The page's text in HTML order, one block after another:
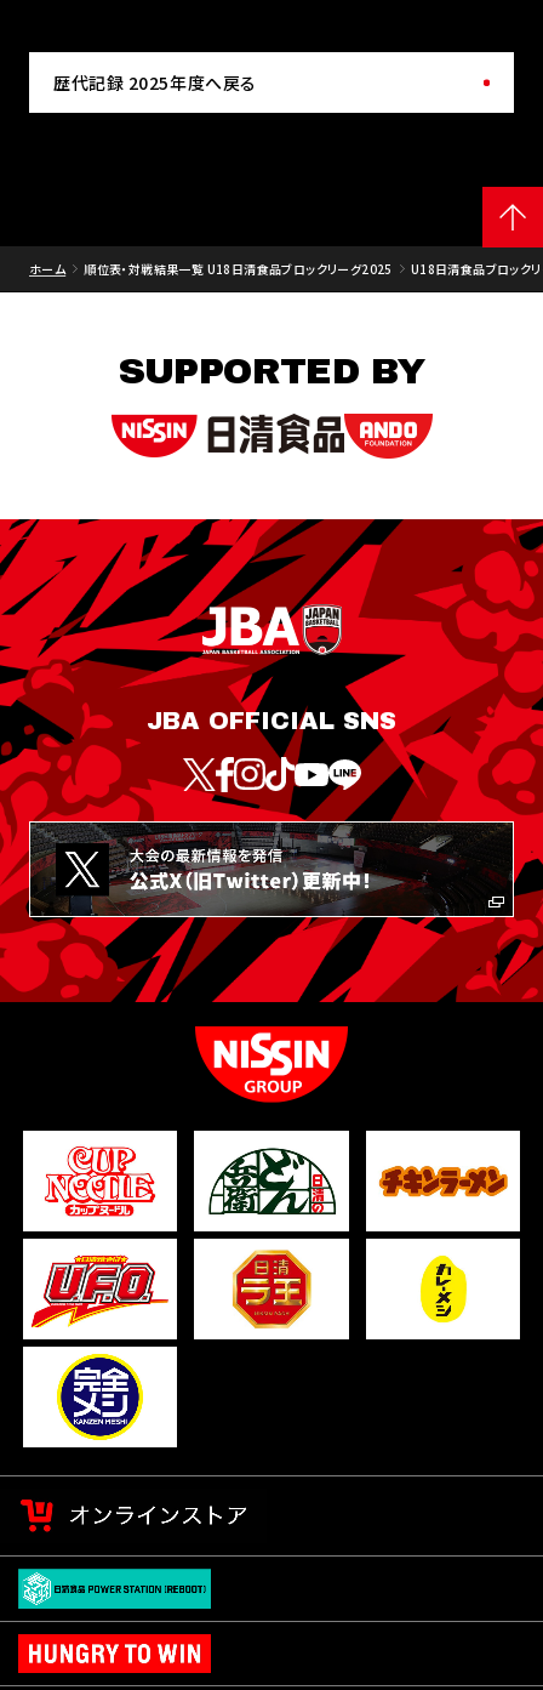
歴代記録 2025年度へ戻る
ホーム 順位表・対戦結果一覧 U18日清食品ブロックリーグ2025 U18日清食品ブロック
SUPPORTED BY
JBA OFFICIAL SNS